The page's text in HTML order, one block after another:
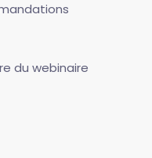
du webinaire